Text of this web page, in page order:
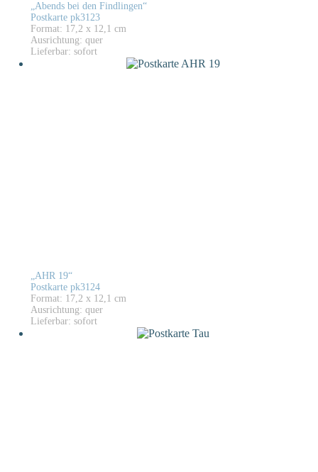
„Abends bei den Findlingen“
Postkarte pk3123
Format: 17,2 x 12,1 cm
Ausrichtung: quer
Lieferbar: sofort
„AHR 19“
Postkarte pk3124
Format: 17,2 x 12,1 cm
Ausrichtung: quer
Lieferbar: sofort